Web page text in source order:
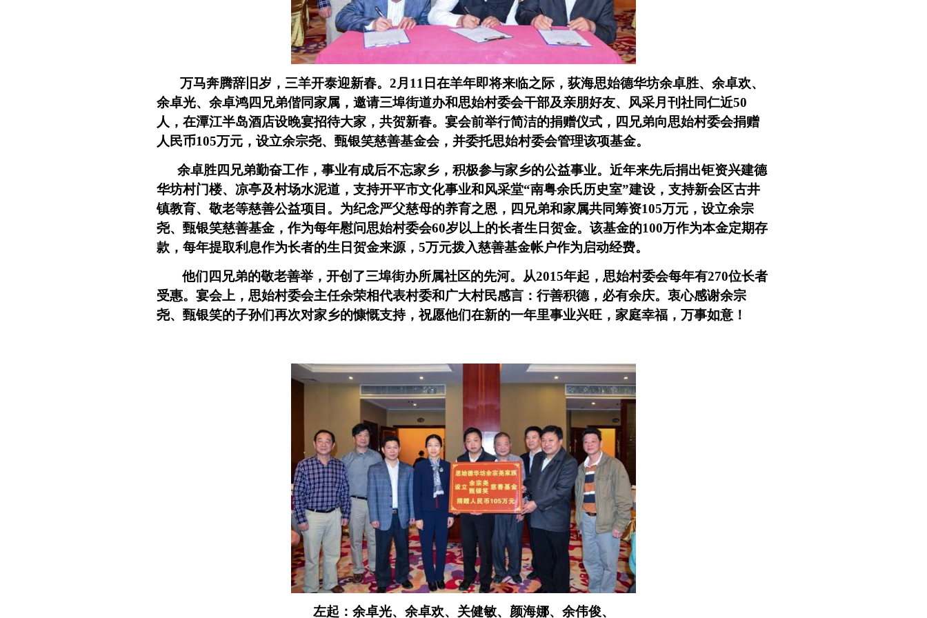
万马奔腾辞旧岁，三羊开泰迎新春。 2月 11 日在羊年即将来临之际，荻海思始德华坊余卓胜、余卓欢、
余卓光、余卓鸿四兄弟偕同家属，邀请三埠街道办和思始村委会干部及亲朋好友、风采月刊社同仁近50
人，在潭江半岛酒店设晚宴招待大家，共贺新春。宴会前举行简洁的捐赠仪式，四兄弟向思始村委会捐赠
人民币105万元，设立余宗尧、甄银笑慈善基金会，并委托思始村委会管理该项基金。
余卓胜四兄弟勤奋工作，事业有成后不忘家乡，积极参与家乡的公益事业。近年来先后捐出钜资兴建德
华坊村门楼、凉亭及村场水泥道，支持开平市文化事业和风采堂“南粤余氏历史室”建设，支持新会区古井
镇教育、敬老等慈善公益项目。为纪念严父慈母的养育之恩，四兄弟和家属共同筹资105万元，设立余宗
尧、甄银笑慈善基金，作为每年慰问思始村委会60岁以上的长者生日贺金。该基金的100万作为本金定期存
款，每年提取利息作为长者的生日贺金来源， 5万元拨入慈善基金帐户作为启动经费。
他们四兄弟的敬老善举，开创了三埠街办所属社区的先河。从2015年起，思始村委会每年有270位长者
受惠。宴会上，思始村委会主任余荣相代表村委和广大村民感言：行善积德，必有余庆。衷心感谢余宗
尧、甄银笑的子孙们再次对家乡的慷慨支持，祝愿他们在新的一年里事业兴旺，家庭幸福，万事如意！
左起：余卓光、余卓欢、关健敏、颜海娜、余伟俊、